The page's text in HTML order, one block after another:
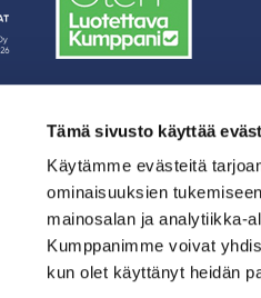
Tämä sivusto käyttää
Käytämme evästeitä
ominaisuuksien
mainosalan ja analytiikka-
Kumppanimme voivat
kun olet käyttänyt heidän